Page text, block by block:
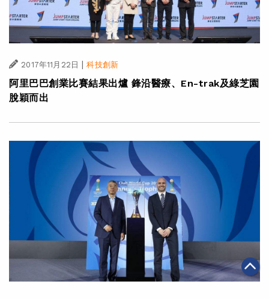
2017年11月22日 | 科技創新
阿里巴巴創業比賽結果出爐 鋒沿醫療、En-trak及綠芝園
脫穎而出